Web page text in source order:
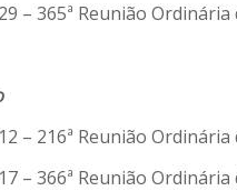
– 365ª Reunião Ordinária
– 216ª Reunião
– 366ª Reunião Ordinária